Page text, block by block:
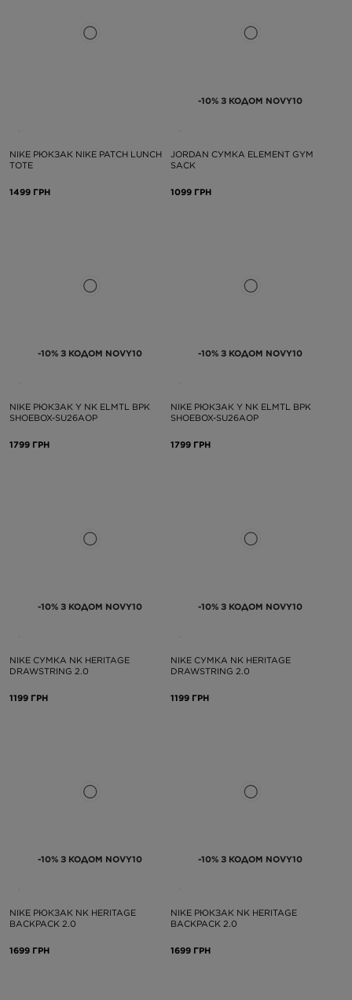
NIKE РЮКЗАК NIKE PATCH LUNCH
TOTE
1499 ГРН
-10% З КОДОМ NOVY10
JORDAN СУМКА ELEMENT GYM
SACK
1099 ГРН
-10% З КОДОМ NOVY10
NIKE РЮКЗАК Y NK ELMTL BPK
SHOEBOX-SU26AOP
1799 ГРН
-10% З КОДОМ NOVY10
NIKE РЮКЗАК Y NK ELMTL BPK
SHOEBOX-SU26AOP
1799 ГРН
-10% З КОДОМ NOVY10
NIKE СУМКА NK HERITAGE
DRAWSTRING 2.0
1199 ГРН
-10% З КОДОМ NOVY10
NIKE СУМКА NK HERITAGE
DRAWSTRING 2.0
1199 ГРН
-10% З КОДОМ NOVY10
NIKE РЮКЗАК NK HERITAGE
BACKPACK 2.0
1699 ГРН
-10% З КОДОМ NOVY10
NIKE РЮКЗАК NK HERITAGE
BACKPACK 2.0
1699 ГРН